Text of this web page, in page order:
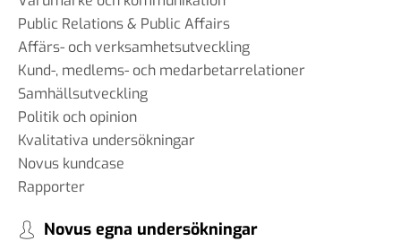
Public Relations & Public Affairs
Affärs- och verksamhetsutveckling
Kund-, medlems- och medarbetarrelationer
Samhällsutveckling
Politik och opinion
Kvalitativa undersökningar
Novus kundcase
Rapporter
Novus egna undersökningar